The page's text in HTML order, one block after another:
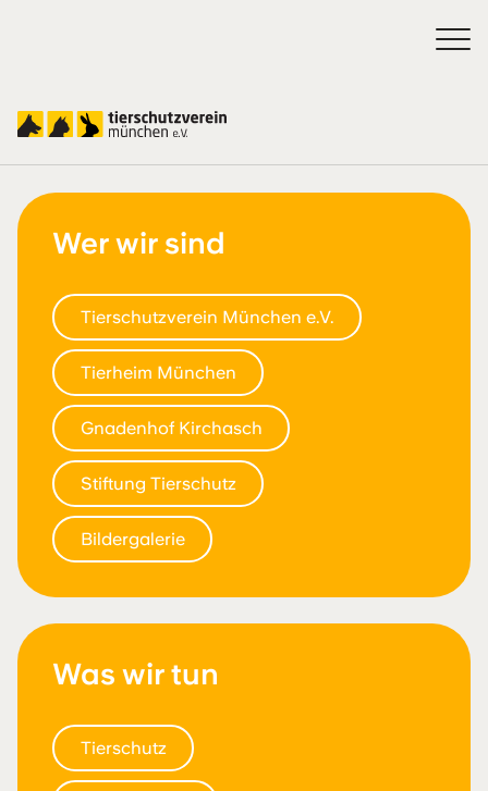
Über uns
Wer wir sind
Tierschutzverein München e.V.
Tierheim München
Gnadenhof Kirchasch
Stiftung Tierschutz
Bildergalerie
Was wir tun
Tierschutz